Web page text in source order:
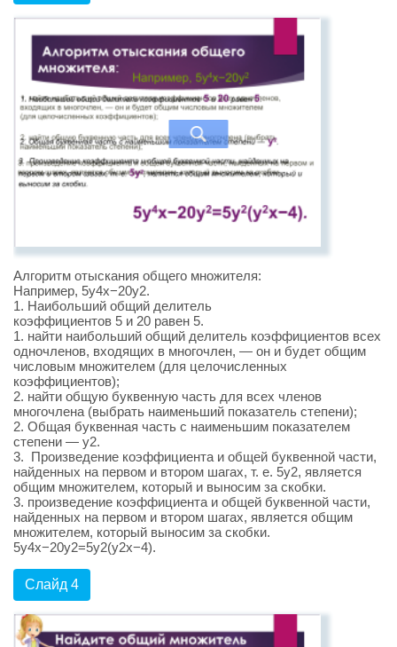
Алгоритм отыскания общего множителя:
Например, 5y4x−20y2.
1. Наибольший общий делитель
коэффициентов 5 и 20 равен 5.
1. найти наибольший общий делитель коэффициентов всех
одночленов, входящих в многочлен, — он и будет общим
числовым множителем (для целочисленных
коэффициентов);
2. найти общую буквенную часть для всех членов
многочлена (выбрать наименьший показатель степени);
2. Общая буквенная часть с наименьшим показателем
степени — y2.
3. Произведение коэффициента и общей буквенной части,
найденных на первом и втором шагах, т. е. 5y2, является
общим множителем, который и выносим за скобки.
3. произведение коэффициента и общей буквенной части,
найденных на первом и втором шагах, является общим
множителем, который выносим за скобки.
5y4x−20y2=5y2(y2x−4).
Слайд 4